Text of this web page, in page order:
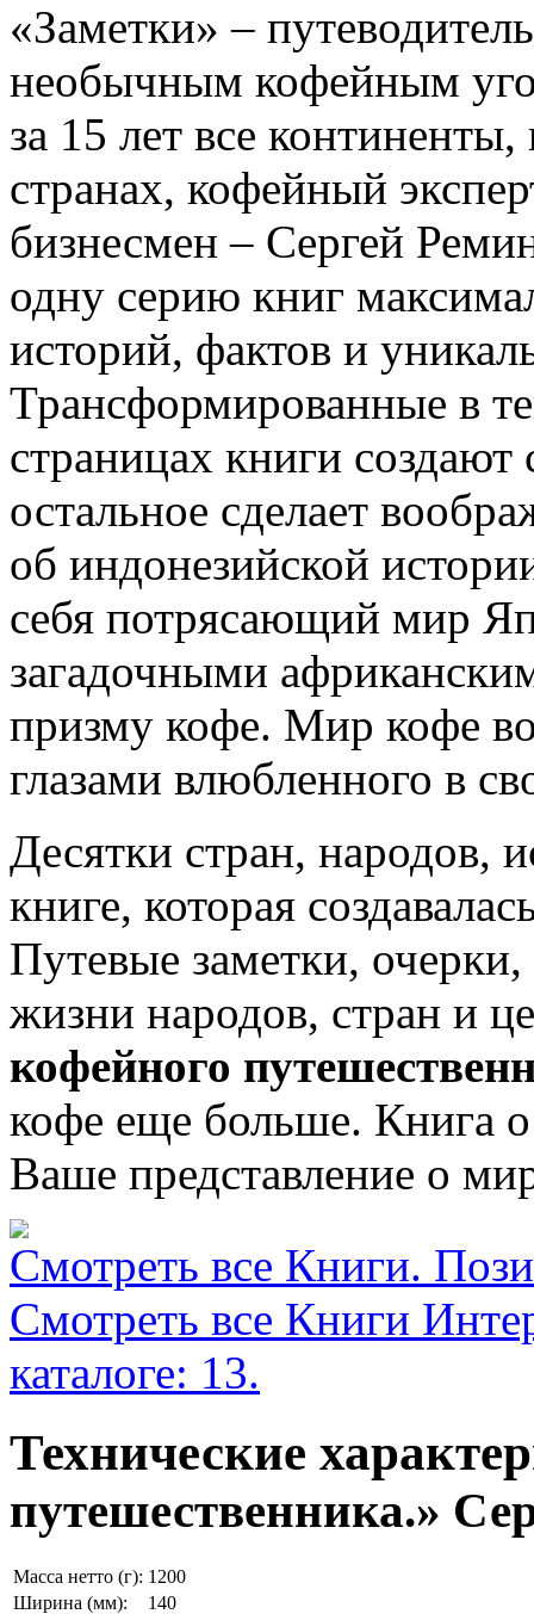
«Заметки» –
необычным кофейным
за 15 лет все
странах, кофейный
бизнесмен – Сергей
одну серию книг
историй, фактов и
Трансформированные в
страницах книги создают
остальное сделает
об индонезийской
себя потрясающий мир
загадочными
призму кофе. Мир кофе
глазами влюбленного в
Десятки стран, народов,
книге, которая
Путевые заметки,
жизни народов, стран и
кофейного
кофе еще больше. Книга о
Ваше представление о
Смотреть все Книги.
Смотреть все Книги
каталоге: 13.
Технические
путешественника.»
Масса нетто (г): 1200
Ширина (мм):
140